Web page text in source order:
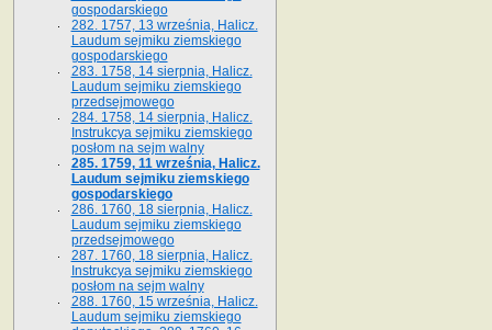
gospodarskiego
282. 1757, 13 września, Halicz.
Laudum sejmiku ziemskiego
gospodarskiego
283. 1758, 14 sierpnia, Halicz.
Laudum sejmiku ziemskiego
przedsejmowego
284. 1758, 14 sierpnia, Halicz.
Instrukcya sejmiku ziemskiego
posłom na sejm walny
285. 1759, 11 września, Halicz.
Laudum sejmiku ziemskiego
gospodarskiego
286. 1760, 18 sierpnia, Halicz.
Laudum sejmiku ziemskiego
przedsejmowego
287. 1760, 18 sierpnia, Halicz.
Instrukcya sejmiku ziemskiego
posłom na sejm walny
288. 1760, 15 września, Halicz.
Laudum sejmiku ziemskiego